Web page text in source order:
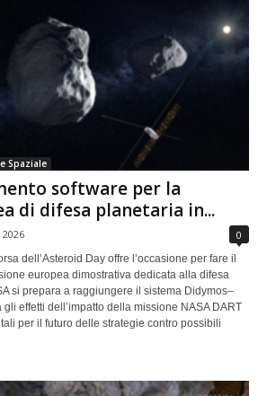
Spaziale
software per la
di difesa planetaria in...
0
dell’Asteroid Day offre l’occasione per fare il
europea dimostrativa dedicata alla difesa
si prepara a raggiungere il sistema Didymos–
effetti dell’impatto della missione NASA DART
per il futuro delle strategie contro possibili